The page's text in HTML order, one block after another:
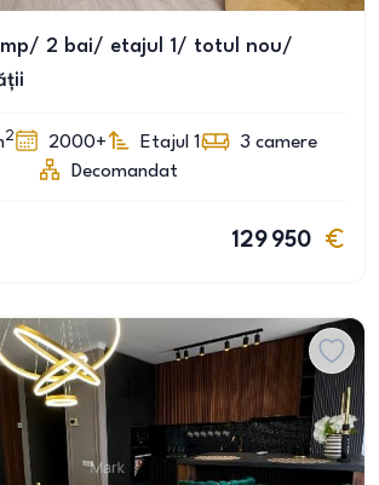
2 bai/ etajul 1/ totul nou/
2 2000+ Etajul 1 3 camere
Decomandat
129 950